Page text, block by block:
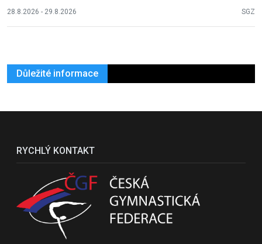
28.8.2026 - 29.8.2026 SGZ
Důležité informace
RYCHLÝ KONTAKT